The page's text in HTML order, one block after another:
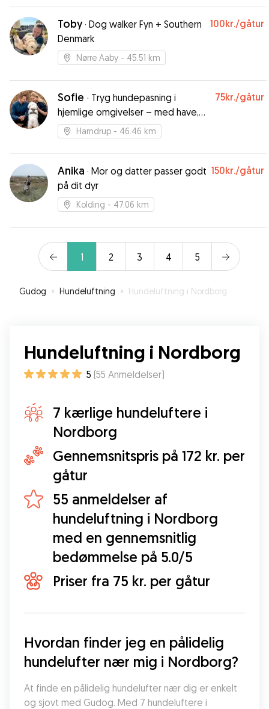
hurtigt til. Vi vender gerne tilbage når vi en
anden gang har brug for et godt pasnings sted
til Tulle🐶”
Toby· Dog walker Fyn + Southern
Denmark
100kr./gåtur
Nørre Aaby - 45.51 km
Sofie · Tryg hundepasning i
hjemlige omgivelser – med have,
kærlighed og god tid
75kr./gåtur
Harndrup - 46.46 km
Anika · Mor og datter passer godt
på dit dyr
150kr./gåtur
Kolding - 47.06 km
1 2 3 4 5
Gudog » Hundeluftning » Hundeluftning i Nordborg
Hundeluftning i Nordborg
5 (55 Anmeldelser)
7 kærlige hundeluftere i
Nordborg
Gennemsnitspris på 172 kr. per
gåtur
55 anmeldelser af
hundeluftning i Nordborg
med en gennemsnitlig
bedømmelse på 5.0/5
Priser fra 75 kr. per gåtur
Hvordan finder jeg en pålidelig
hundelufter nær mig i Nordborg?
At finde en pålidelig hundelufter nær dig er enkelt
og sjovt med Gudog. Med 7 hundeluftere i